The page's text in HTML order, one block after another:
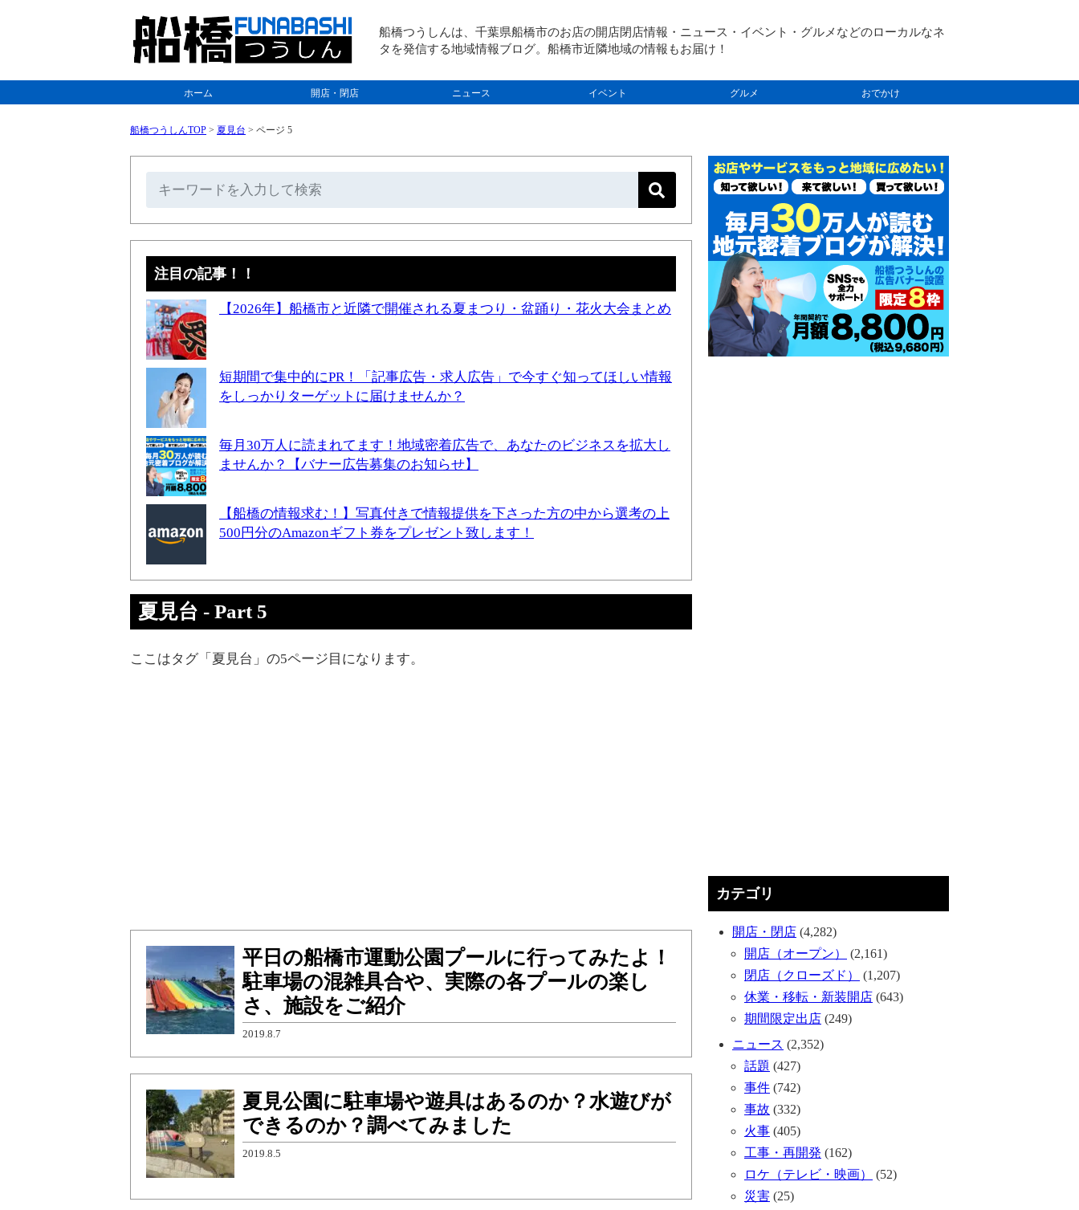
船橋つうしんは、千葉県船橋市のお店の開店閉店情報・ニュース・イベント・グルメなどのローカルなネ
タを発信する地域情報ブログ。船橋市近隣地域の情報もお届け！
ホーム 開店・閉店 ニュース イベント グルメ おでかけ
船橋つうしんTOP > 夏見台 > ページ 5
注目の記事！！
【2026年】船橋市と近隣で開催される夏まつり・盆踊り・花火大会まとめ
短期間で集中的にPR！「記事広告・求人広告」で今すぐ知ってほしい情報
をしっかりターゲットに届けませんか？
毎月30万人に読まれてます！地域密着広告で、あなたのビジネスを拡大し
ませんか？【バナー広告募集のお知らせ】
【船橋の情報求む！】写真付きで情報提供を下さった方の中から選考の上
500円分のAmazonギフト券をプレゼント致します！
夏見台 - Part 5
ここはタグ「夏見台」の5ページ目になります。
平日の船橋市運動公園プールに行ってみたよ！
駐車場の混雑具合や、実際の各プールの楽し
さ、施設をご紹介
2019.8.7
夏見公園に駐車場や遊具はあるのか？水遊びが
できるのか？調べてみました
2019.8.5
カテゴリ
開店・閉店 (4,282)
開店（オープン）
(2,161)
閉店（クローズド）
(1,207)
休業・移転・新装開店 (643)
期間限定出店 (249)
ニュース (2,352)
話題 (427)
事件 (742)
事故 (332)
火事 (405)
工事・再開発 (162)
ロケ（テレビ・映画）
(52)
災害 (25)